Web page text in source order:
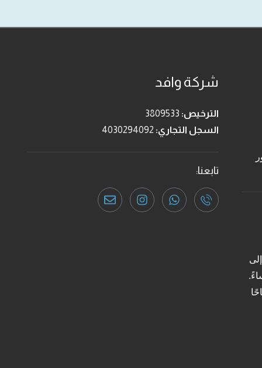
حتى 9 مساءً.
9 صباحًا
شركة وافد
الترخيص: 3809533
السجل التجاري: 4030294092
تابعنا: